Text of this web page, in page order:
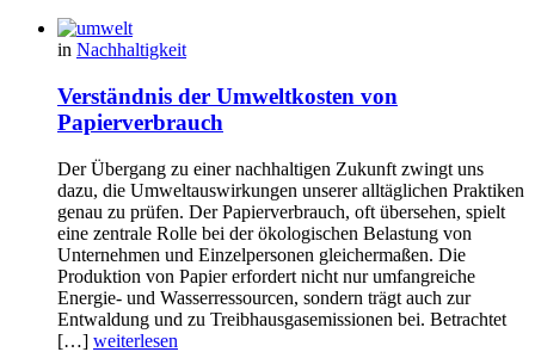
in Nachhaltigkeit
Verständnis der Umweltkosten von
Papierverbrauch
Der Übergang zu einer nachhaltigen Zukunft zwingt uns
dazu, die Umweltauswirkungen unserer alltäglichen Praktiken
genau zu prüfen. Der Papierverbrauch, oft übersehen, spielt
eine zentrale Rolle bei der ökologischen Belastung von
Unternehmen und Einzelpersonen gleichermaßen. Die
Produktion von Papier erfordert nicht nur umfangreiche
Energie- und Wasserressourcen, sondern trägt auch zur
Entwaldung und zu Treibhausgasemissionen bei. Betrachtet
[…] weiterlesen